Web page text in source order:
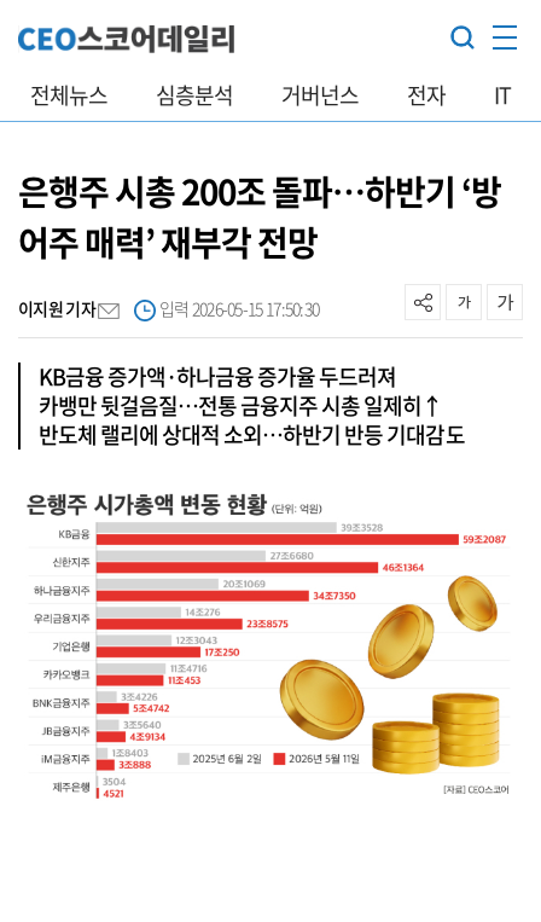
전체뉴스 심층분석 거버넌스 전자 IT
은행주 시총 200조 돌파…하반기 ‘방
어주 매력’ 재부각 전망
이지원 기자 입력 2026-05-15 17:50:30
KB금융 증가액·하나금융 증가율 두드러져
카뱅만 뒷걸음질…전통 금융지주 시총 일제히↑
반도체 랠리에 상대적 소외…하반기 반등 기대감도